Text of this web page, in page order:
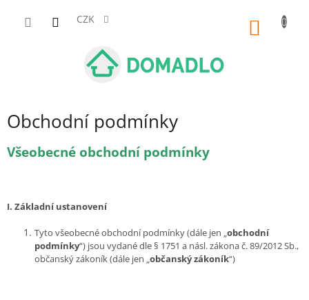
CZK
Obchodní podmínky
Všeobecné obchodní podmínky
I. Základní ustanovení
Tyto všeobecné obchodní podmínky (dále jen „obchodní
podmínky“) jsou vydané dle § 1751 a násl. zákona č. 89/2012 Sb.,
občanský zákoník (dále jen „občanský zákoník“)